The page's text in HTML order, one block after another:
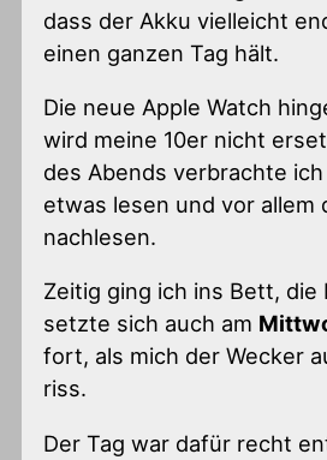
dass der Akku vielleicht
einen ganzen Tag hält.
Die neue Apple Watch
wird meine 10er nicht
des Abends verbrachte
etwas lesen und vor allem
nachlesen.
Zeitig ging ich ins Bett, die
setzte sich auch am
fort, als mich der Wecker
riss.
Der Tag war dafür recht